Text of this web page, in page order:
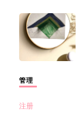
管理
注册